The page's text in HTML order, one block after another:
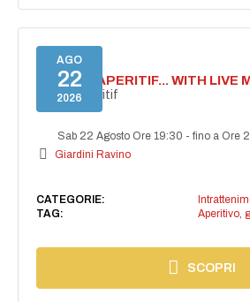
AGO
22
2026
SECRET APERITIF... WITH LIVE
Secret aperitif
Sab 22 Agosto Ore 19:30 -fino a Ore
Giardini Ravino
CATEGORIE:
TAG:
Aperitivo,
SCOPRI